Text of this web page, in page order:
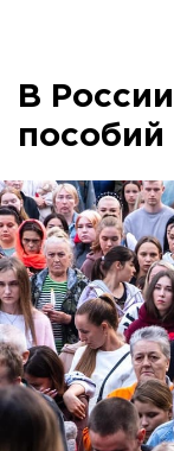
В
пособий